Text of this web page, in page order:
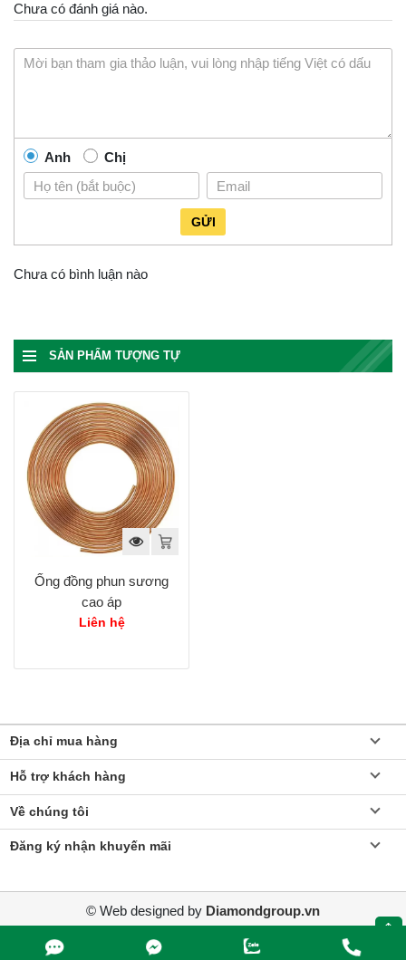
Chưa có đánh giá nào.
Anh Chị
GỬI
Chưa có bình luận nào
SẢN PHẨM TƯỢNG TỰ
Ống đồng phun sương
cao áp
Liên hệ
Địa chỉ mua hàng
Hỗ trợ khách hàng
Về chúng tôi
Đăng ký nhận khuyến mãi
© Web designed by Diamondgroup.vn